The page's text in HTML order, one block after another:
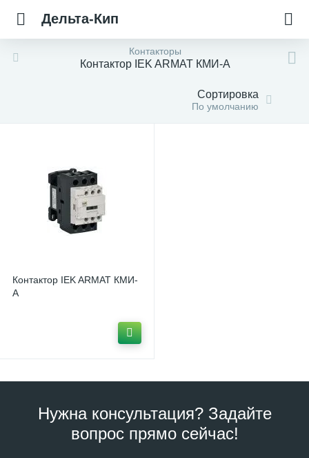
Дельта-Кип
Контакторы
Контактор IEK ARMAT КМИ-А
Сортировка
По умолчанию
Контактор IEK ARMAT КМИ-
А
Нужна консультация? Задайте
вопрос прямо сейчас!